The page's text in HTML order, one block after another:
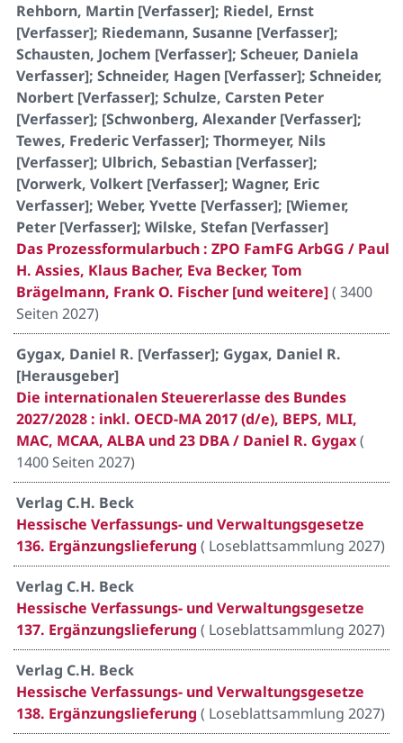
Rehborn, Martin [Verfasser]; Riedel, Ernst
[Verfasser]; Riedemann, Susanne [Verfasser];
Schausten, Jochem [Verfasser]; Scheuer, Daniela
Verfasser]; Schneider, Hagen [Verfasser]; Schneider,
Norbert [Verfasser]; Schulze, Carsten Peter
[Verfasser]; [Schwonberg, Alexander [Verfasser];
Tewes, Frederic Verfasser]; Thormeyer, Nils
[Verfasser]; Ulbrich, Sebastian [Verfasser];
[Vorwerk, Volkert [Verfasser]; Wagner, Eric
Verfasser]; Weber, Yvette [Verfasser]; [Wiemer,
Peter [Verfasser]; Wilske, Stefan [Verfasser]
Das Prozessformularbuch : ZPO FamFG ArbGG / Paul
H. Assies, Klaus Bacher, Eva Becker, Tom
Brägelmann, Frank O. Fischer [und weitere]( 3400
Seiten 2027)
Gygax, Daniel R. [Verfasser]; Gygax, Daniel R.
[Herausgeber]
Die internationalen Steuererlasse des Bundes
2027/2028 : inkl. OECD-MA 2017 (d/e), BEPS, MLI,
MAC, MCAA, ALBA und 23 DBA / Daniel R. Gygax(
1400 Seiten 2027)
Verlag C.H. Beck
Hessische Verfassungs- und Verwaltungsgesetze
136. Ergänzungslieferung ( Loseblattsammlung 2027)
Verlag C.H. Beck
Hessische Verfassungs- und Verwaltungsgesetze
137. Ergänzungslieferung ( Loseblattsammlung 2027)
Verlag C.H. Beck
Hessische Verfassungs- und Verwaltungsgesetze
138. Ergänzungslieferung ( Loseblattsammlung 2027)